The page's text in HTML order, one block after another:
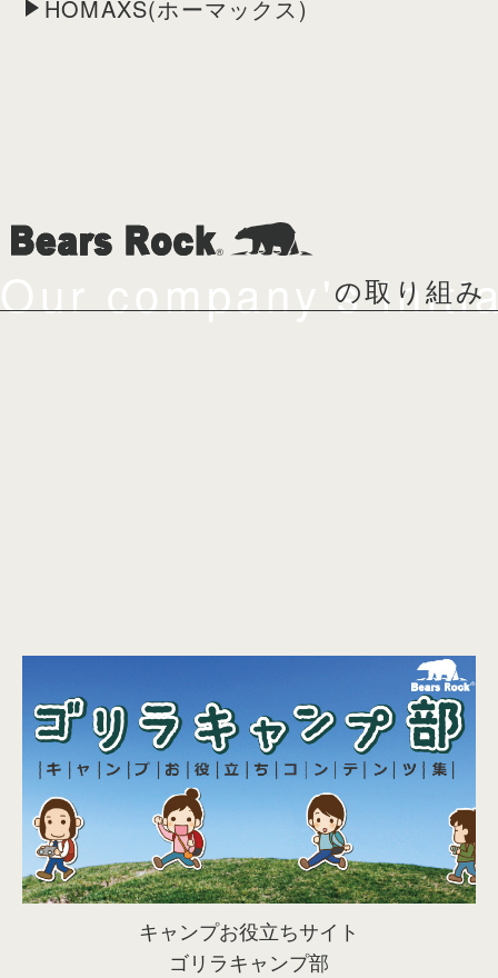
HOMAXS(ホーマックス)
Our company'sの取り組み
キャンプお役立ちサイト
ゴリラキャンプ部